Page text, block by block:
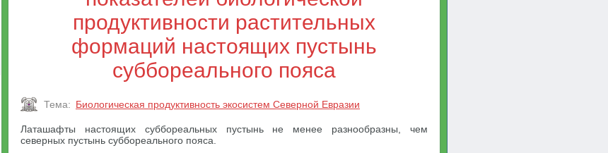
продуктивности растительных
формаций настоящих пустынь
суббореального пояса
Тема: Биологическая продуктивность экосистем Северной Евразии
Латашафты настоящих суббореальных пустынь не менее разнообразны, чем
северных пустынь суббореального пояса.